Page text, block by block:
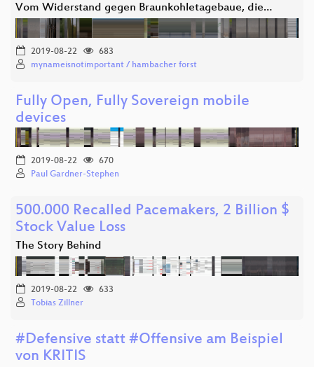
Vom Widerstand gegen Braunkohletagebaue, die…
2019-08-22
683
mynameisnotimportant / hambacher forst
Fully Open, Fully Sovereign mobile
devices
2019-08-22
670
Paul Gardner-Stephen
500.000 Recalled Pacemakers, 2 Billion $
Stock Value Loss
The Story Behind
2019-08-22
633
Tobias Zillner
#Defensive statt #Offensive am Beispiel
von KRITIS